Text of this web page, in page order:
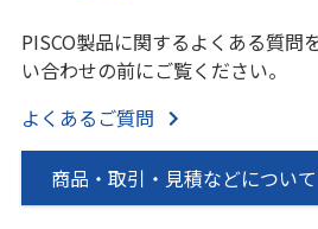
PISCO製品に関するよくある質問
い合わせの前にご覧ください。
よくあるご質問
商品・取引・見積などについて